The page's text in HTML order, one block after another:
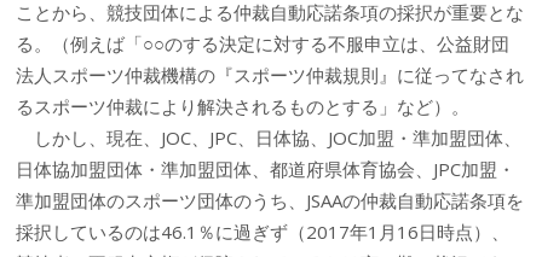
ことから、競技団体による仲裁自動応諾条項の採択が重要とな
る。（例えば「○○のする決定に対する不服申立は、公益財団
法人スポーツ仲裁機構の『スポーツ仲裁規則』に従ってなされ
るスポーツ仲裁により解決されるものとする」など）。
しかし、現在、JOC、JPC、日体協、JOC加盟・準加盟団体、
日体協加盟団体・準加盟団体、都道府県体育協会、JPC加盟・
準加盟団体のスポーツ団体のうち、JSAAの仲裁自動応諾条項を
採択しているのは46.1％に過ぎず（2017年1月16日時点）、